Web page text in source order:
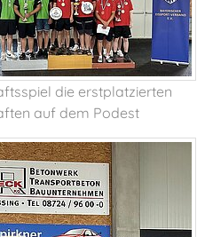
die erstplatzierten
auf dem Podest